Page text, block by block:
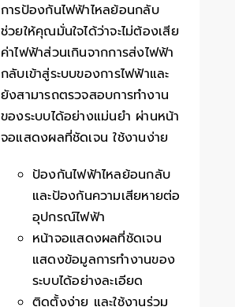
การป้องกันไฟฟ้าไหลย้อนกลับ
ช่วยให้คุณมั่นใจได้ว่าจะไม่ต้องเสีย
ค่าไฟฟ้าส่วนเกินจากการส่งไฟฟ้า
กลับเข้าสู่ระบบของการไฟฟ้าและ
ยังสามารถตรวจสอบการทำงาน
ของระบบได้อย่างแม่นยำ ผ่านหน้า
จอแสดงผลที่ชัดเจน ใช้งานง่าย
ป้องกันไฟฟ้าไหลย้อนกลับ
และป้องกันความเสียหายต่อ
อุปกรณ์ไฟฟ้า
หน้าจอแสดงผลที่ชัดเจน
แสดงข้อมูลการทำงานของ
ระบบได้อย่างละเอียด
ติดตั้งง่าย และใช้งานร่วม